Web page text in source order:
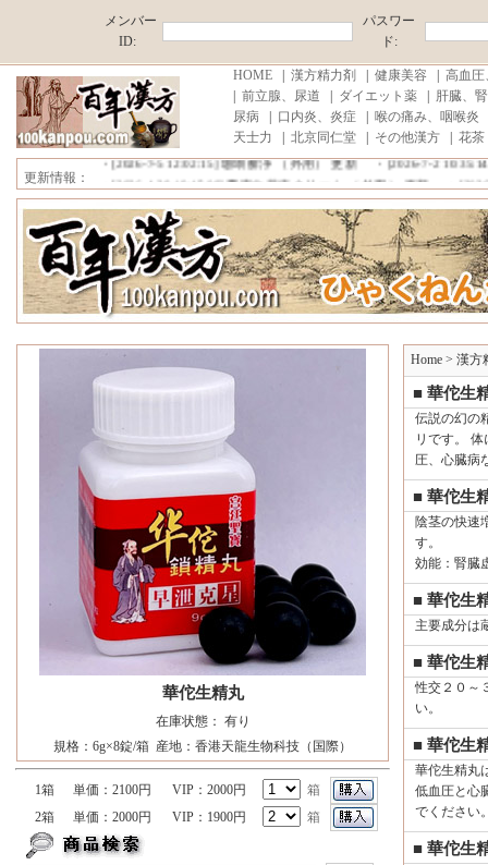
メンバー
ID:
パスワー
ド:
HOME| 漢方精力剤 健康美容
高血圧
前立腺、尿道 ダイエット薬|
肝臓、
尿病
口内炎、炎症 喉の痛み、咽喉炎
天士力
北京同仁堂| その他漢方| 花茶
更新情報：
■中国原産地直売,薄利多売！ ■消費税、代行手数料が無料!■注文
・[2026-7-20 15:52:17]
雪域藏宝 更新・[2026-7-6 20:47:31]
プロ
・[2026-7-5 12:02:15]珊瑚癬浄 （外用） 更新 ・[2026-7-2
・[2026-4-28 19:45:08]雲南白薬痔クリーム （外用） 更新・[2026-
■中国原産地直売,薄利多売！ ■消費税、代行手数料が無料!■注文商
華佗生精丸
在庫状態： 有り
規格：6g×8錠/箱 産地：香港天龍生物科技（国際）
1箱 単価：2100円 VIP：2000円
箱
2箱
単価：2000円 VIP：1900円 箱
Home> 漢方
■ 華佗生
伝説の幻の
リです。
圧、心臓病
■ 華佗生
陰茎の快速
す。
効能：腎臓
■ 華佗生
主要成分は
■ 華佗生
性交２０～
い。
■ 華佗生
華佗生精丸
低血圧と心
でください
■ 華佗生